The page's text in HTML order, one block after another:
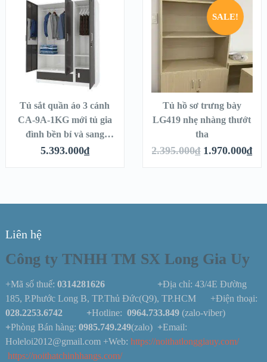
Tủ sắt quần áo 3 cánh
CA-9A-1KG mới tủ gia
đình bền bỉ và sang
trọng
5.393.000₫
SALE!
Tủ hồ sơ trưng bày
LG419 nhẹ nhàng thướt
tha
2.395.000₫ 1.970.000₫
Thêm vào giỏ hàng Thêm vào
Liên hệ
Công ty TNHH TM SX Long Gia Uy
+Mã số thuế: 0314281626 +Địa chỉ: 43/4E Đường
185, P.Phước Long B, TP.Thủ Đức(Q9), TP.HCM +Điện thoại:
028.2253.6742 +Hotline: 0964.733.849 (zalo-viber)
+Phòng Bán hàng: 0985.749.249(zalo) +Email:
Holeloi2012@gmail.com +Web: https://noithatlonggiauy.com/
https://noithatchinhhangs.com/